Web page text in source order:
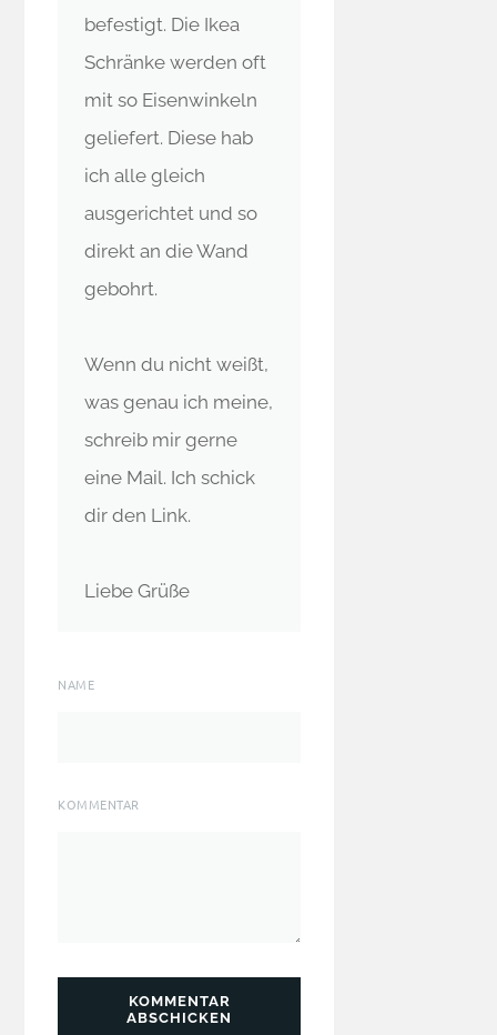
befestigt. Die Ikea
Schränke werden oft
mit so Eisenwinkeln
geliefert. Diese hab
ich alle gleich
ausgerichtet und so
direkt an die Wand
gebohrt.
Wenn du nicht weißt,
was genau ich meine,
schreib mir gerne
eine Mail. Ich schick
dir den Link.
Liebe Grüße
NAME
KOMMENTAR
KOMMENTAR
ABSCHICKEN